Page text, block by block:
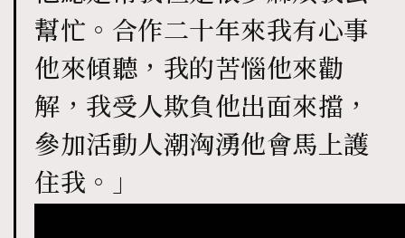
幫忙。合作二十年來我有心事
他來傾聽，我的苦惱他來勸
解，我受人欺負他出面來擋，
參加活動人潮洶湧他會馬上護
住我。」